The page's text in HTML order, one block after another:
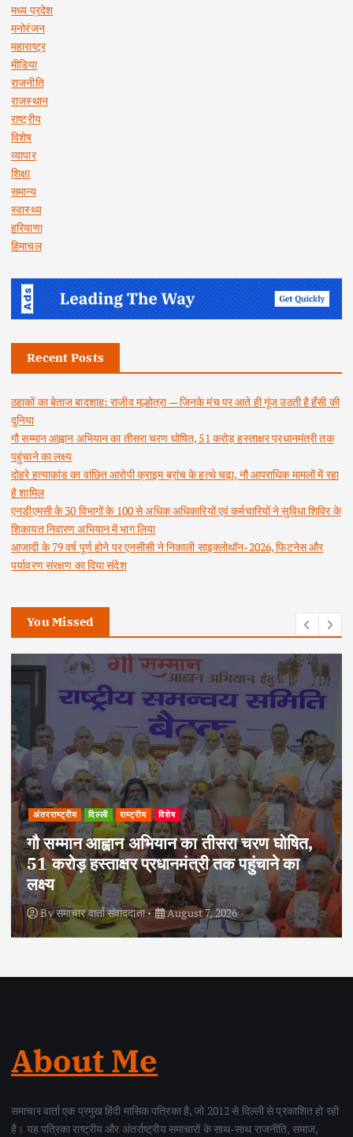
मध्य प्रदेश
मनोरंजन
महाराष्ट्र
मीडिया
राजनीति
राजस्थान
राष्ट्रीय
विशेष
व्यापार
शिक्षा
समान्य
स्वास्थ्य
हरियाणा
हिमाचल
Recent Posts
ठहाकों का बेताज बादशाह: राजीव मल्होत्रा — जिनके मंच पर आते ही गूंज उठती है हँसी की
दुनिया
गौ सम्मान आह्वान अभियान का तीसरा चरण घोषित, 51 करोड़ हस्ताक्षर प्रधानमंत्री तक
पहुंचाने का लक्ष्य
दोहरे हत्याकांड का वांछित आरोपी क्राइम ब्रांच के हत्थे चढ़ा, नौ आपराधिक मामलों में रहा
है शामिल
एनडीएमसी के 30 विभागों के 100 से अधिक अधिकारियों एवं कर्मचारियों ने सुविधा शिविर के
शिकायत निवारण अभियान में भाग लिया
आजादी के 79 वर्ष पूर्ण होने पर एनसीसी ने निकाली साइक्लोथॉन-2026, फिटनेस और
पर्यावरण संरक्षण का दिया संदेश
You Missed
अपराध दिल्ली राष्ट्रीय
दोहरे हत्याकांड का वांछित आरोपी क्राइम ब्रांच के
हत्थे चढ़ा, नौ आपराधिक मामलों में रहा है शामिल
Byसमाचार वार्ता संवाददाता August 6, 2026
About Me
समाचार वार्ता एक प्रमुख हिंदी मासिक पत्रिका है, जो 2012 से दिल्ली से प्रकाशित हो रही
है। यह पत्रिका राष्ट्रीय और अंतर्राष्ट्रीय समाचारों के साथ-साथ राजनीति, समाज,